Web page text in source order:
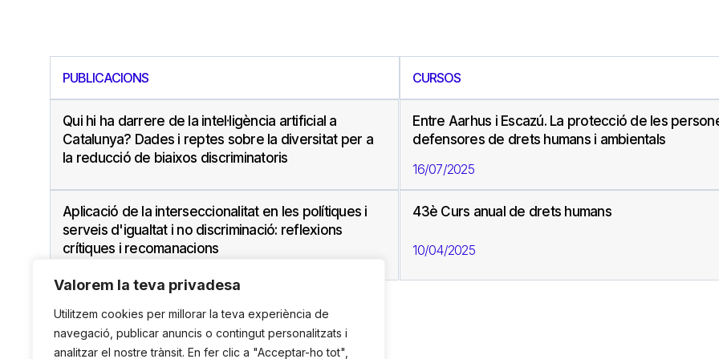
Valorem la teva privadesa
Utilitzem cookies per millorar la teva experiència de
navegació, publicar anuncis o contingut personalitzats i
analitzar el nostre trànsit. En fer clic a "Acceptar-ho tot",
PUBLICACIONS
Qui hi ha darrere de la intel·ligència artificial a
Catalunya? Dades i reptes sobre la diversitat per a
la reducció de biaixos discriminatoris
Aplicació de la interseccionalitat en les polítiques i
serveis d'igualtat i no discriminació: reflexions
crítiques i recomanacions
CURSOS
Entre Aarhus i Escazú. La protecció de les
defensores de drets humans i ambientals
16/07/2025
43è Curs anual de drets humans
10/04/2025